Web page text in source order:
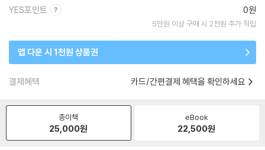
YES포인트 0원
5만원 이상 구매 시 2천원 추가 적립
앱 다운 시 1천원 상품권
결제혜택 카드/간편결제 혜택을 확인하세요
종이책
25,000원
eBook
22,500원